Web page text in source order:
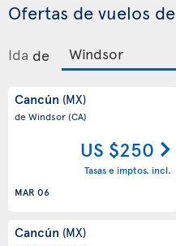
Ofertas de vuelos de
Ida de
Cancún (MX)
de Windsor(CA)
US $250
Tasas e imptos. incl.
MAR 06
Cancún (MX)